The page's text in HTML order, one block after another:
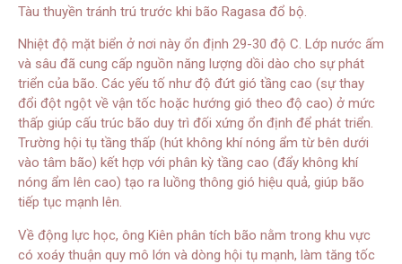
Tàu thuyền tránh trú trước khi bão Ragasa đổ bộ.
Nhiệt độ mặt biển ở nơi này ổn định 29-30 độ C. Lớp nước ấm
và sâu đã cung cấp nguồn năng lượng dồi dào cho sự phát
triển của bão. Các yếu tố như độ đứt gió tầng cao (sự thay
đổi đột ngột về vận tốc hoặc hướng gió theo độ cao) ở mức
thấp giúp cấu trúc bão duy trì đối xứng ổn định để phát triển.
Trường hội tụ tầng thấp (hút không khí nóng ẩm từ bên dưới
vào tâm bão) kết hợp với phân kỳ tầng cao (đẩy không khí
nóng ẩm lên cao) tạo ra luồng thông gió hiệu quả, giúp bão
tiếp tục mạnh lên.
Về động lực học, ông Kiên phân tích bão nằm trong khu vực
có xoáy thuận quy mô lớn và dòng hội tụ mạnh, làm tăng tốc